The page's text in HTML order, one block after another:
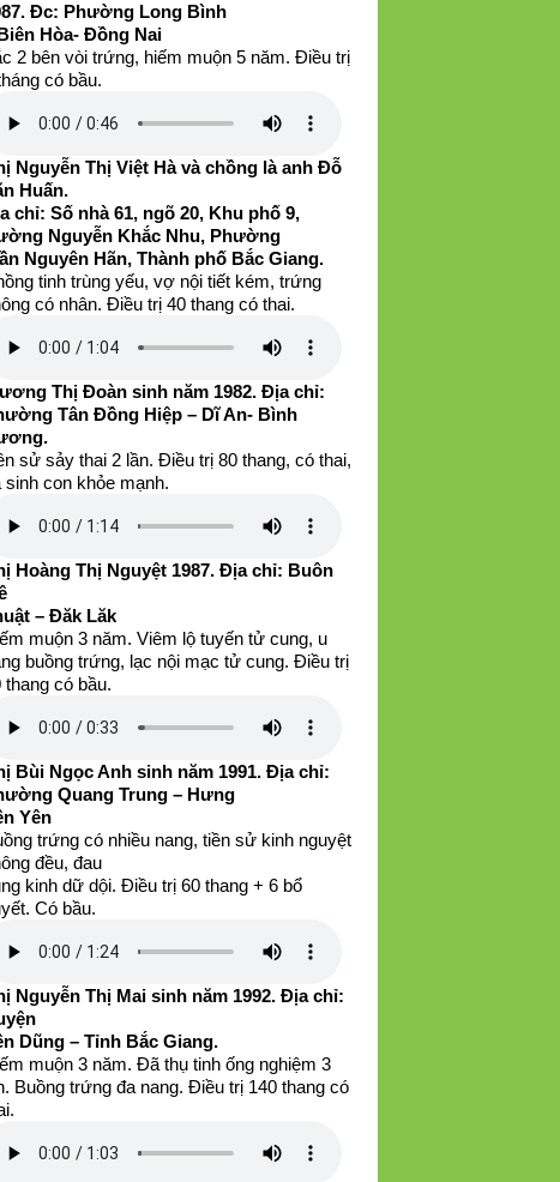
Đc: Phường Long Bình
Hòa- Đồng Nai
2 bên vòi trứng, hiếm muộn 5 năm. Điều trị
có bầu.
Nguyễn Thị Việt Hà và chồng là anh Đỗ
Huấn.
chỉ: Số nhà 61, ngõ 20, Khu phố 9,
Nguyễn Khắc Nhu, Phường
Nguyên Hãn, Thành phố Bắc Giang.
tinh trùng yếu, vợ nội tiết kém, trứng
có nhân. Điều trị 40 thang có thai.
Thị Đoàn sinh năm 1982. Địa chỉ:
Tân Đồng Hiệp – Dĩ An- Bình
sử sảy thai 2 lần. Điều trị 80 thang, có thai,
sinh con khỏe mạnh.
Hoàng Thị Nguyệt 1987. Địa chỉ: Buôn
– Đăk Lăk
muộn 3 năm. Viêm lộ tuyến tử cung, u
buồng trứng, lạc nội mạc tử cung. Điều trị
thang có bầu.
Bùi Ngọc Anh sinh năm 1991. Địa chỉ:
Quang Trung – Hưng
Yên
trứng có nhiều nang, tiền sử kinh nguyệt
đều, đau
kinh dữ dội. Điều trị 60 thang + 6 bổ
Có bầu.
Nguyễn Thị Mai sinh năm 1992. Địa chỉ:
Dũng – Tỉnh Bắc Giang.
muộn 3 năm. Đã thụ tinh ống nghiệm 3
Buồng trứng đa nang. Điều trị 140 thang có